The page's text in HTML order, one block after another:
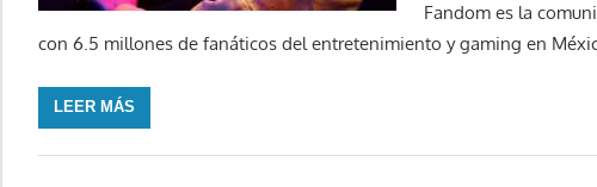
Fandom es la
con 6.5 millones de fanáticos del entretenimiento y gaming en
LEER MÁS